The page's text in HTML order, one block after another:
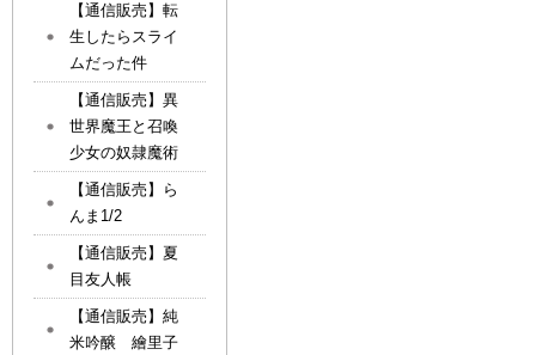
【通信販売】転
生したらスライ
ムだった件
【通信販売】異
世界魔王と召喚
少女の奴隷魔術
【通信販売】ら
んま1/2
【通信販売】夏
目友人帳
【通信販売】純
米吟醸 繪里子